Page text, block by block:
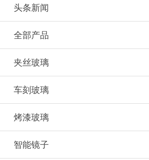
头条新闻
全部产品
夹丝玻璃
车刻玻璃
烤漆玻璃
智能镜子